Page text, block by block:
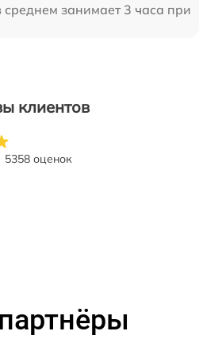
среднем занимает 3 часа при
клиентов
5358 оценок